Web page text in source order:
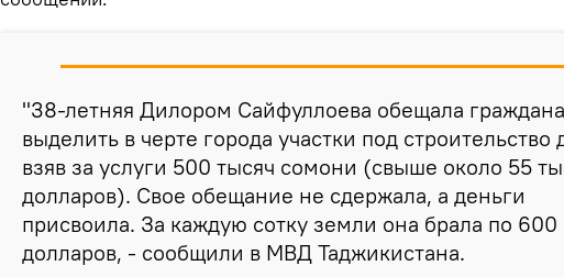
"38-летняя Дилором Сайфуллоева обещала
выделить в черте города участки под строительство
взяв за услуги 500 тысяч сомони (свыше около 55
долларов). Свое обещание не сдержала, а деньги
присвоила. За каждую сотку земли она брала по 600
долларов, - сообщили в МВД Таджикистана.